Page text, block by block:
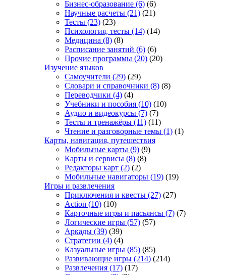
Бизнес-образование (6) (6)
Научные расчеты (21) (21)
Тесты (23) (23)
Психология, тесты (14) (14)
Медицина (8) (8)
Расписание занятий (6) (6)
Прочие программы (20) (20)
Изучение языков
Самоучители (29) (29)
Словари и справочники (8) (8)
Переводчики (4) (4)
Учебники и пособия (10) (10)
Аудио и видеокурсы (7) (7)
Тесты и тренажёры (11) (11)
Чтение и разговорные темы (1) (1)
Карты, навигация, путешествия
Мобильные карты (9) (9)
Карты и сервисы (8) (8)
Редакторы карт (2) (2)
Мобильные навигаторы (19) (19)
Игры и развлечения
Приключения и квесты (27) (27)
Action (10) (10)
Карточные игры и пасьянсы (7) (7)
Логические игры (57) (57)
Аркады (39) (39)
Стратегии (4) (4)
Казуальные игры (85) (85)
Развивающие игры (214) (214)
Развлечения (17) (17)